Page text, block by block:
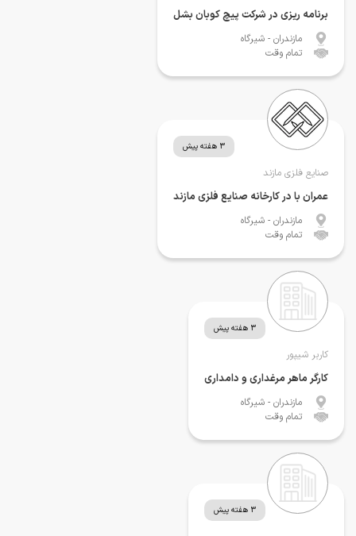
برنامه ریزی در شرکت پیچ کوبان بشل
مازندران - شیرگاه
تمام وقت
3 هفته پیش
صنایع فلزی مازند
عمران با در کارخانه صنایع فلزی مازند
مازندران - شیرگاه
تمام وقت
3 هفته پیش
کاربر شیپور
کارگر ماهر مرغداری و دامداری
مازندران - شیرگاه
تمام وقت
3 هفته پیش